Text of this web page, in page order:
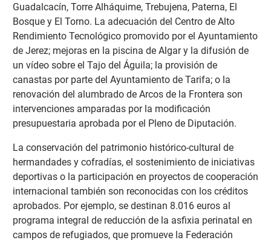
Guadalcacín, Torre Alháquime, Trebujena, Paterna, El
Bosque y El Torno. La adecuación del Centro de Alto
Rendimiento Tecnológico promovido por el Ayuntamiento
de Jerez; mejoras en la piscina de Algar y la difusión de
un vídeo sobre el Tajo del Águila; la provisión de
canastas por parte del Ayuntamiento de Tarifa; o la
renovación del alumbrado de Arcos de la Frontera son
intervenciones amparadas por la modificación
presupuestaria aprobada por el Pleno de Diputación.
La conservación del patrimonio histórico-cultural de
hermandades y cofradías, el sostenimiento de iniciativas
deportivas o la participación en proyectos de cooperación
internacional también son reconocidas con los créditos
aprobados. Por ejemplo, se destinan 8.016 euros al
programa integral de reducción de la asfixia perinatal en
campos de refugiados, que promueve la Federación